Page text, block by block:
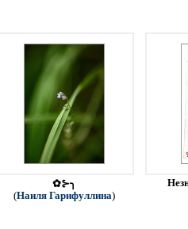
✿⊱╮
(Наиля Гарифуллина)